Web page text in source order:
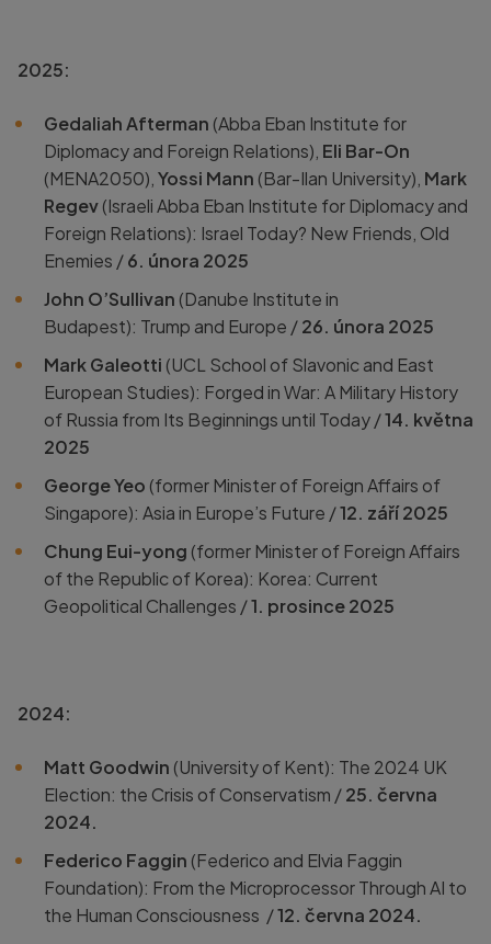
2025:
Gedaliah Afterman (Abba Eban Institute for
Diplomacy and Foreign Relations), Eli Bar-On
(MENA2050), Yossi Mann (Bar-Ilan University), Mark
Regev(Israeli Abba Eban Institute for Diplomacy and
Foreign Relations): Israel Today? New Friends, Old
Enemies /6. února 2025
John O’Sullivan (Danube Institute in
Budapest): Trump and Europe /26. února 2025
Mark Galeotti (UCL School of Slavonic and East
European Studies): Forged in War: A Military History
of Russia from Its Beginnings until Today /14. května
2025
GeorgeYeo (former Minister of Foreign Affairs of
Singapore): Asia in Europe’s Future /12. září 2025
Chung Eui-yong (former Minister of Foreign Affairs
of the Republic of Korea): Korea: Current
Geopolitical Challenges /1. prosince 2025
2024:
Matt Goodwin (University of Kent): The 2024 UK
Election: the Crisis of Conservatism /25. června
2024.
Federico Faggin (Federico and Elvia Faggin
Foundation): From the Microprocessor Through AI to
the Human Consciousness /12. června 2024.